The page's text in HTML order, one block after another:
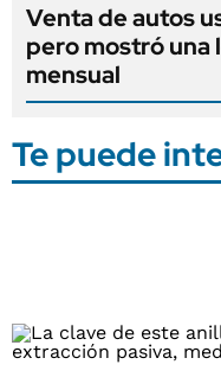
Venta de autos
pero mostró una
mensual
Te puede